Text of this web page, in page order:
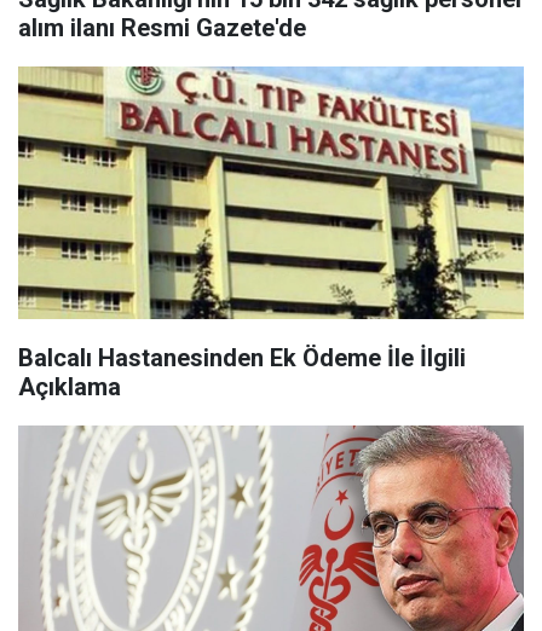
alım ilanı Resmi Gazete'de
Balcalı Hastanesinden Ek Ödeme İle İlgili
Açıklama